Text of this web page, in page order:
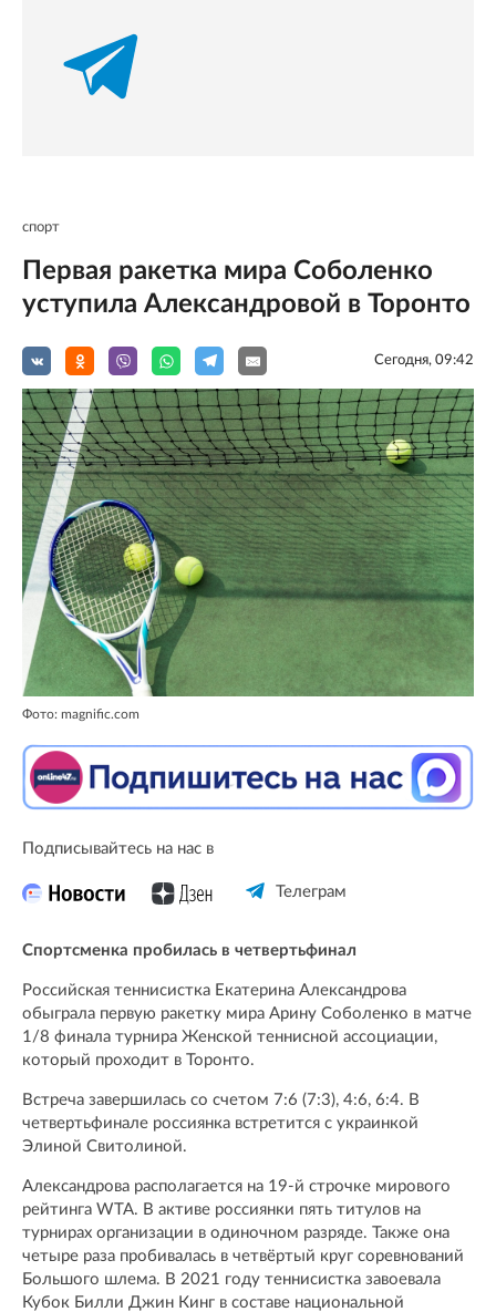
спорт
Первая ракетка мира Соболенко
уступила Александровой в Торонто
Сегодня, 09:42
Фото: magnific.com
Подписывайтесь на нас в
Телеграм
Спортсменка пробилась в четвертьфинал
Российская теннисистка Екатерина Александрова
обыграла первую ракетку мира Арину Соболенко в матче
1/8 финала турнира Женской теннисной ассоциации,
который проходит в Торонто.
Встреча завершилась со счетом 7:6 (7:3), 4:6, 6:4. В
четвертьфинале россиянка встретится с украинкой
Элиной Свитолиной.
Александрова располагается на 19-й строчке мирового
рейтинга WTA. В активе россиянки пять титулов на
турнирах организации в одиночном разряде. Также она
четыре раза пробивалась в четвёртый круг соревнований
Большого шлема. В 2021 году теннисистка завоевала
Кубок Билли Джин Кинг в составе национальной